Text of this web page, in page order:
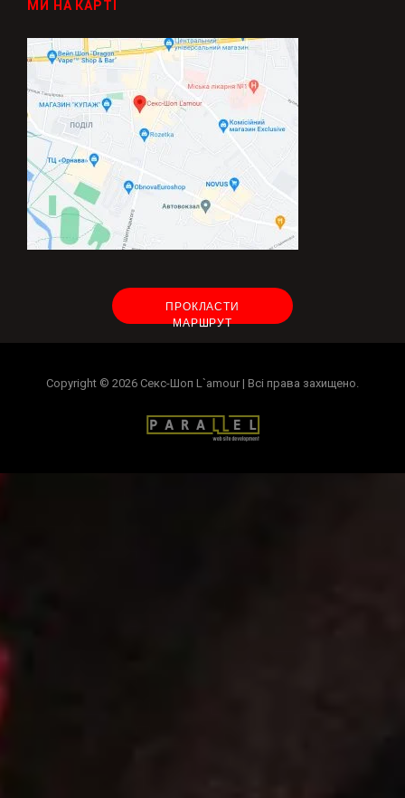
МИ НА КАРТІ
ПРОКЛАСТИ
МАРШРУТ
Copyright © 2026 Секс-Шоп L`amour | Всі права захищено.